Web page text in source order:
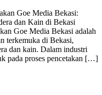
Goe Media Bekasi:
dan Kain di Bekasi
Goe Media Bekasi adalah
terkemuka di Bekasi,
dan kain. Dalam industri
pada proses pencetakan […]